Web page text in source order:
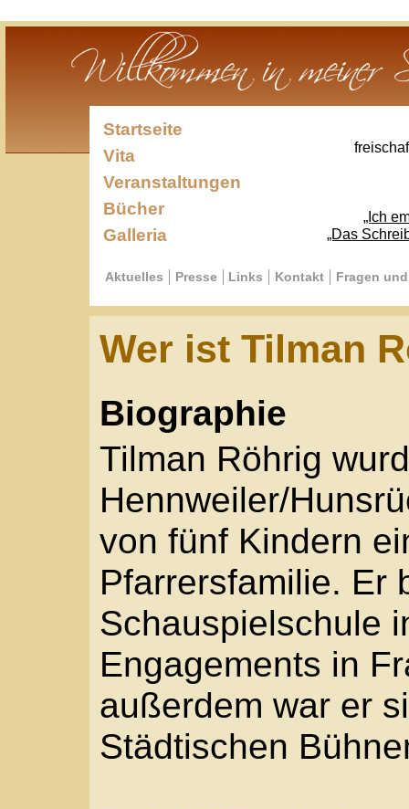
Vita
Veranstaltungen
Bücher
Galleria
Aktuelles Presse Fragen und
Wer ist Tilman
Biographie
Tilman Röhrig wurde
Hennweiler/Hunsrück
von fünf Kindern
Pfarrersfamilie. Er
Schauspielschule in
Engagements in
außerdem war er
Städtischen Bühnen
Seit 1973 arbeitet er
Schriftsteller, Film-,